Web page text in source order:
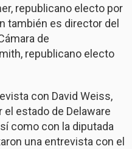
republicano electo por
también es director del
de
republicano electo
con David Weiss,
estado de Delaware
como con la diputada
una entrevista con el